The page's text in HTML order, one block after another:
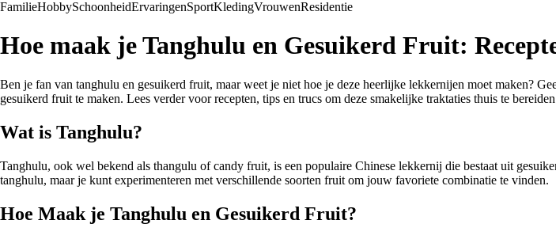
FamilieHobbySchoonheidErvaringenSportKledingVrouwenResidentie
Hoe maak je Tanghulu en Gesuikerd Fruit:
Ben je fan van tanghulu en gesuikerd fruit, maar weet je niet hoe je deze heerlijke lekkernijen moet maken?
gesuikerd fruit te maken. Lees verder voor recepten, tips en trucs om deze smakelijke traktaties thuis te
Wat is Tanghulu?
Tanghulu, ook wel bekend als thangulu of candy fruit, is een populaire Chinese lekkernij die bestaat uit
tanghulu, maar je kunt experimenteren met verschillende soorten fruit om jouw favoriete combinatie te vinden.
Hoe Maak je Tanghulu en Gesuikerd Fruit?